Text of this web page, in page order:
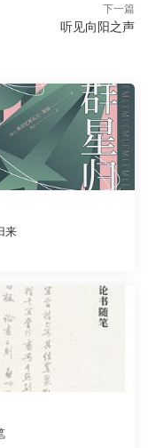
下一篇
听见向阳之声
来